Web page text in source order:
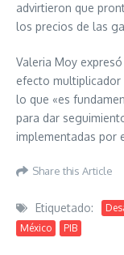
advirtieron que
los precios de las
Valeria Moy
efecto
lo que «es
para dar
implementadas por
Share this Article
Etiquetado:
México
PIB